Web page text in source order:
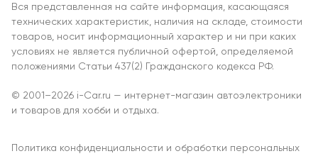
Вся представленная на сайте информация, касающаяся
технических характеристик, наличия на складе, стоимости
товаров, носит информационный характер и ни при каких
условиях не является публичной офертой, определяемой
положениями Статьи 437(2) Гражданского кодекса РФ.
© 2001–2026 i-Car.ru — интернет-магазин автоэлектроники
и товаров для хобби и отдыха.
Политика конфиденциальности и обработки персональных